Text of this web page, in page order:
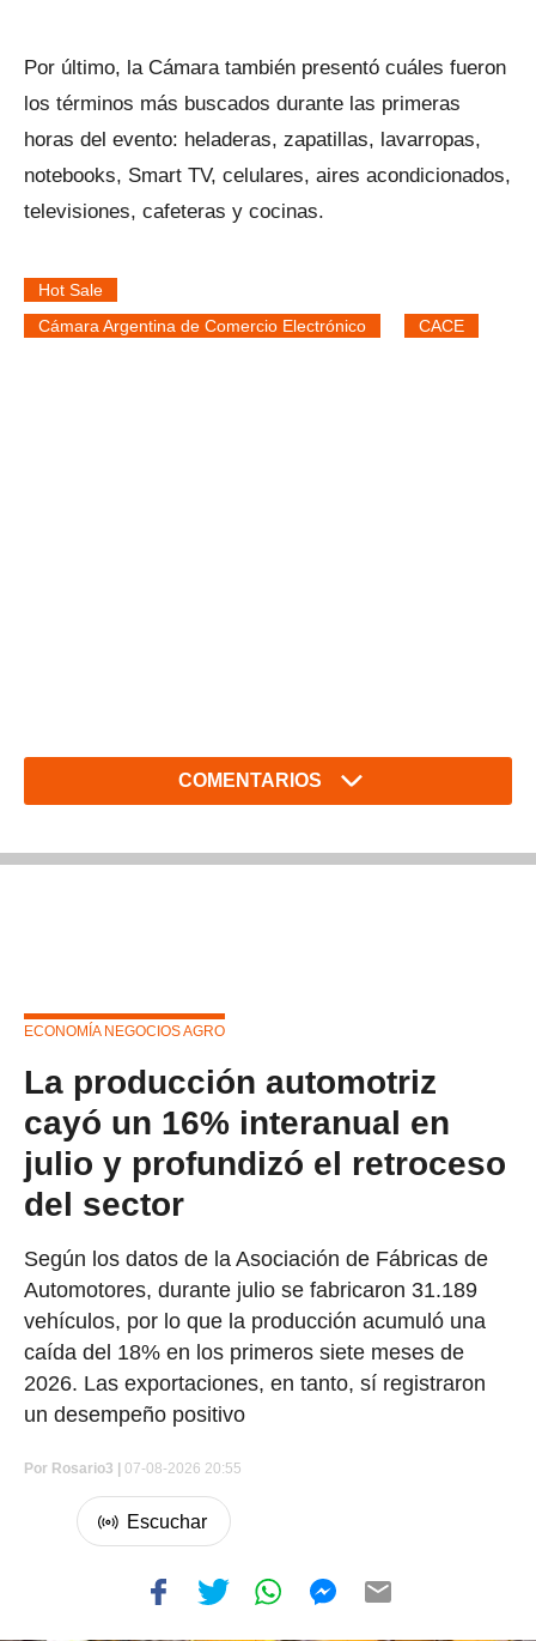
Por último, la Cámara también presentó cuáles fueron
los términos más buscados durante las primeras
horas del evento: heladeras, zapatillas, lavarropas,
notebooks, Smart TV, celulares, aires acondicionados,
televisiones, cafeteras y cocinas.
Hot Sale
Cámara Argentina de Comercio Electrónico
CACE
COMENTARIOS